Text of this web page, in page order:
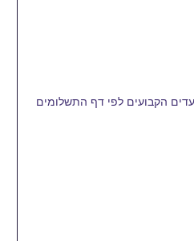
הקבועים לפי דף התשלומים